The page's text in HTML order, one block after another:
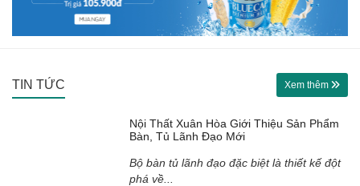
TIN TỨC Xem thêm
Nội Thất Xuân Hòa Giới Thiệu Sản Phẩm
Bàn, Tủ Lãnh Đạo Mới
Bộ bàn tủ lãnh đạo đặc biệt là thiết kế đột
phá về...